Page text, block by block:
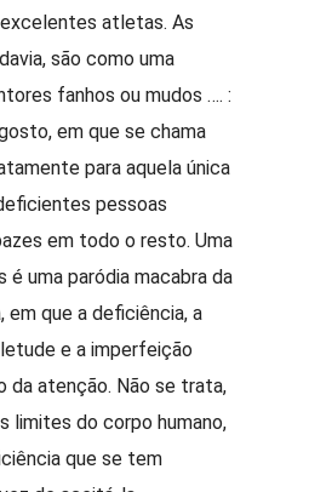
atletas. As
são como uma
fanhos ou mudos …. :
em que se chama
para aquela única
pessoas
em todo o resto. Uma
é uma paródia macabra da
que a deficiência, a
e a imperfeição
da atenção. Não se trata,
limites do corpo humano,
que se tem